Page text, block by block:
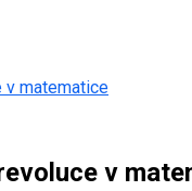
v matematice
v